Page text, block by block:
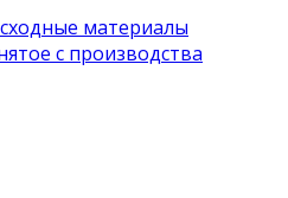
материалы
с производства